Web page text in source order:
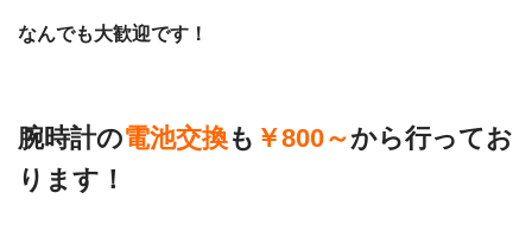
なんでも大歓迎です！
腕時計の電池交換も ￥800～から行ってお
ります！